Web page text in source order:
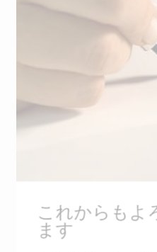
詳し
これからもよ
ます